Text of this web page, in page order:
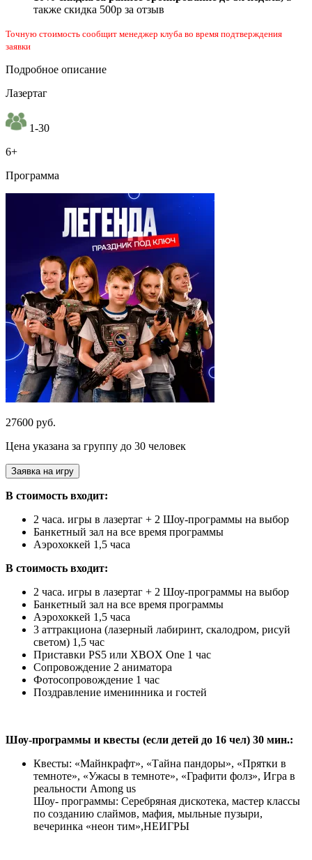
также скидка 500р за отзыв
Точную стоимость сообщит менеджер клуба во время подтверждения
заявки
Подробное описание
Лазертаг
1-30
6+
Программа
27600 руб.
Цена указана за группу до 30 человек
Заявка на игру
В стоимость входит:
2 часа. игры в лазертаг + 2 Шоу-программы на выбор
Банкетный зал на все время программы
Аэрохоккей 1,5 часа
В стоимость входит:
2 часа. игры в лазертаг + 2 Шоу-программы на выбор
Банкетный зал на все время программы
Аэрохоккей 1,5 часа
3 аттракциона (лазерный лабиринт, скалодром, рисуй
светом) 1,5 час
Приставки PS5 или XBOX One 1 час
Сопровождение 2 аниматора
Фотосопровождение 1 час
Поздравление именинника и гостей
Шоу-программы и квесты (если детей до 16 чел) 30 мин.:
Квесты: «Майнкрафт», «Тайна пандоры», «Прятки в
темноте», «Ужасы в темноте», «Графити фолз», Игра в
реальности Among us
Шоу- программы: Серебряная дискотека, мастер классы
по созданию слаймов, мафия, мыльные пузыри,
вечеринка «неон тим»,НЕИГРЫ